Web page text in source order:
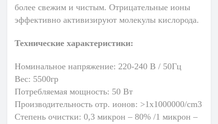
более свежим и чистым. Отрицательные ионы
эффективно активизируют молекулы кислорода.
Технические характеристики:
Номинальное напряжение: 220-240 В / 50Гц
Вес: 5500гр
Потребляемая мощность: 50 Вт
Производительность отр. ионов: >1х1000000/сm3
Степень очистки: 0,3 микрон – 80% /1 микрон –